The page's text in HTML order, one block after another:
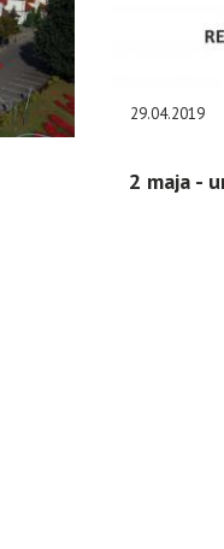
29.04.2019
2 maja -